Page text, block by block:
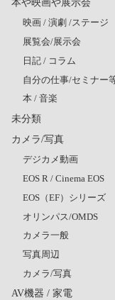
本や映画や展示会
映画 / 演劇 /ステージ
展覧会/展示会
日記 / コラム
自分の仕事/セミナー
本 / 音楽
未分類
カメラ/写真
デジカメ動画
EOS R / Cinema EOS
EOS（EF）シリーズ
オリンパス/OMDS
カメラ一般
写真周辺
カメラ/写真
AV機器 / 家電